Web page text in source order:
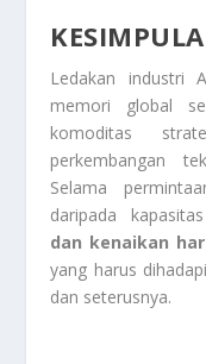
Ledakan industri
memori global
komoditas
perkembangan
Selama
daripada
dan kenaikan
yang harus
dan seterusnya.